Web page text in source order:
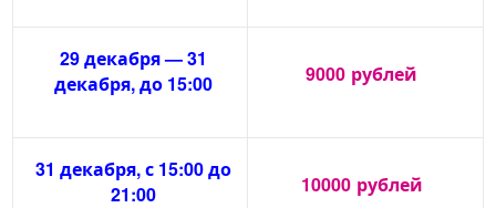
29 декабря — 31
декабря, до 15:00
9000 рублей
31 декабря, с 15:00 до
21:00
10000 рублей